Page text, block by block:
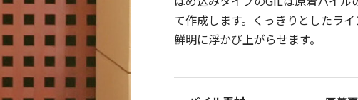
て作成します。くっきりとしたラ
鮮明に浮かび上がらせます。